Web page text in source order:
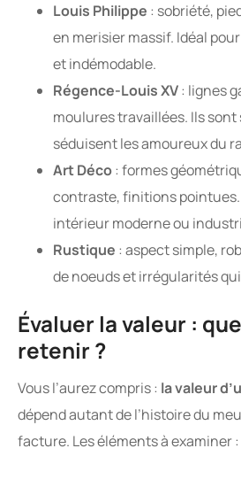
Louis Philippe : sobriété,
en merisier massif. Idéal
et indémodable.
Régence-Louis XV: lignes
moulures travaillées. Ils
séduisent les amoureux du
Art Déco: formes
contraste, finitions
intérieur moderne ou
Rustique : aspect simple,
de noeuds et irrégularités
Évaluer la valeur :
retenir ?
Vous l’aurez compris : la valeur
dépend autant de l’histoire du
facture. Les éléments à examiner :